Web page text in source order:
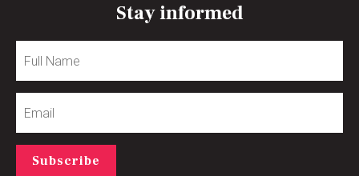
Stay informed
Name
Subscribe